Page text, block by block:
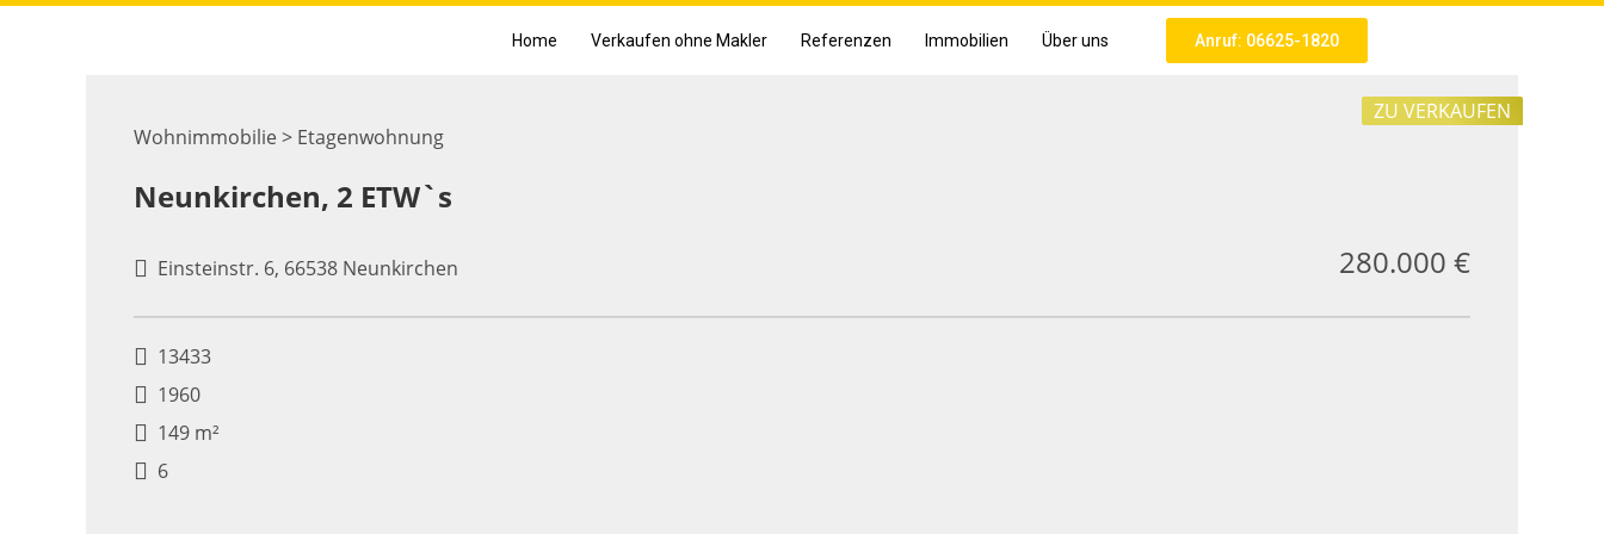
Home Verkaufen ohne Makler Referenzen Immobilien Über uns Anruf: 06625-1820
Wohnimmobilie > Etagenwohnung
ZU VERKAUFEN
Neunkirchen, 2 ETW`s
Einsteinstr. 6, 66538 Neunkirchen 280.000 €
13433
1960
149 m²
6